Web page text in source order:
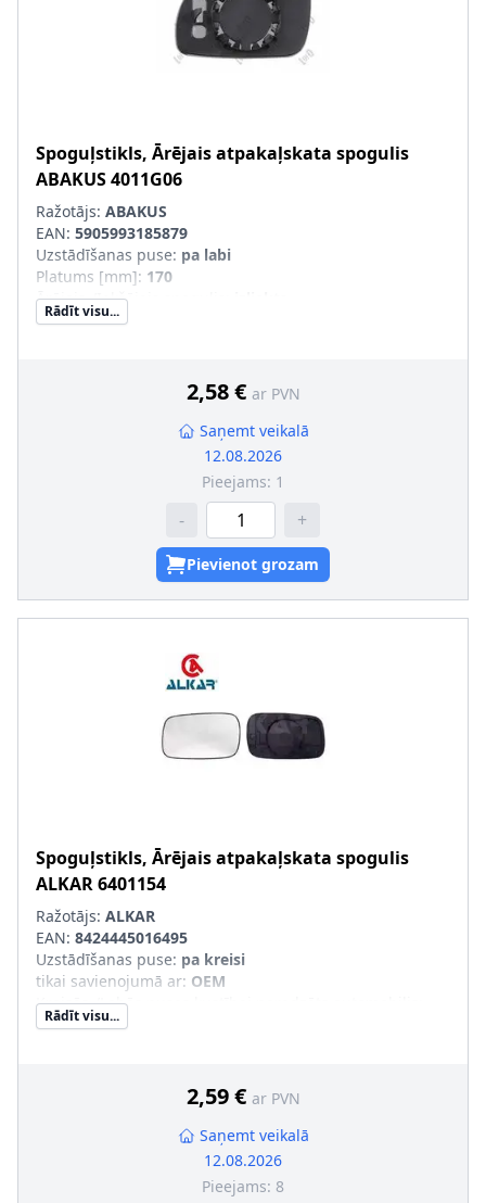
Spoguļstikls, Ārējais atpakaļskata spogulis
ABAKUS4011G06
Ražotājs: ABAKUS
EAN: 5905993185879
Uzstādīšanas puse: pa labi
Platums [mm]: 170
Ārējais-/Iekšējais spogulis
Modeļa gads no
Rādīt visu...
2,58 € ar PVN
Saņemt veikalā
12.08.2026
Pieejams: 1
- +
Pievienot grozam
Spoguļstikls, Ārējais atpakaļskata spogulis
ALKAR6401154
Ražotājs: ALKAR
EAN: 8424445016495
Uzstādīšanas puse: pa kreisi
tikai savienojumā ar: OEM
Kreisās-/Labās puses kustībai paredzēts automobilis
Kreisāspuses stūres vadībai
Rādīt visu...
2,59 € ar PVN
Saņemt veikalā
12.08.2026
Pieejams: 8